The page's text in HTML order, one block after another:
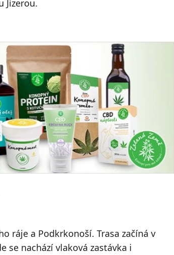
Jizerou.
ráje a Podkrkonoší. Trasa začíná v
se nachází vlaková zastávka i